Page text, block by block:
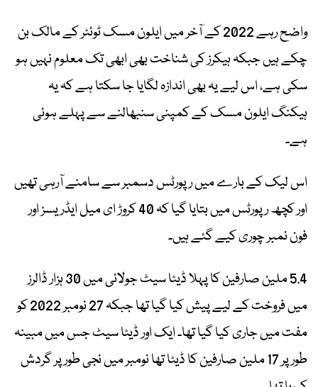
واضح رہے 2022 کے آخر میں ایلون مسک ٹوئٹر کے مالک بن
چکے ہیں جبکہ ہیکرز کی شناخت بھی ابھی تک معلوم نہیں ہو
سکی ہے، اس لیے یہ بھی اندازہ لگایا جا سکتا ہے کہ یہ
ہیکنگ ایلون مسک کے کمپنی سنبھالنے سے پہلے ہوئی
ہے۔
اس لیک کے بارے میں رپورٹس دسمبر سے سامنے آرہی تھیں
اور کچھ رپورٹس میں بتایا گیا کہ 40 کروڑ ای میل ایڈریسز اور
فون نمبر چوری کیے گئے ہیں۔
5.4 ملین صارفین کا پہلا ڈیٹا سیٹ جولائی میں 30 ہزار ڈالرز
میں فروخت کے لیے پیش کیا گیا تھا جبکہ 27 نومبر 2022 کو
مفت میں جاری کیا گیا تھا۔ ایک اور ڈیٹا سیٹ جس میں مبینہ
طور پر 17 ملین صارفین کا ڈیٹا تھا نومبر میں نجی طور پر گردش